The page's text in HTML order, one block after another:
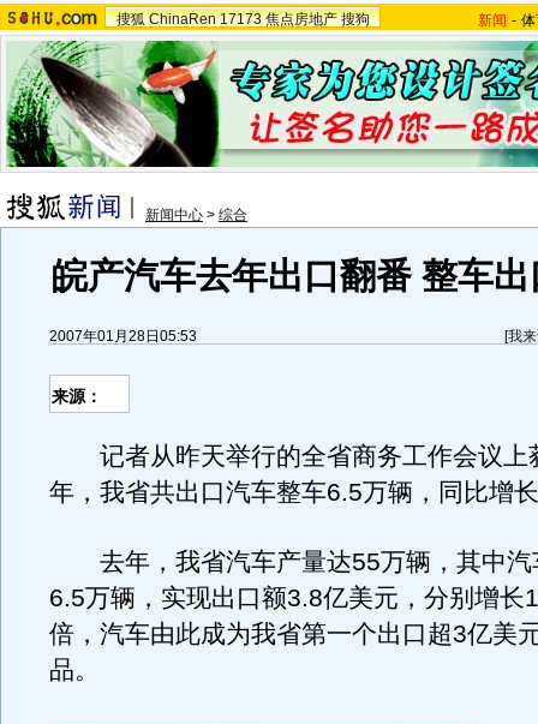
搜狐 ChinaRen 17173 焦点房地产 搜狗 新闻 -
新闻中心 > 综合
皖产汽车去年出口翻番 整车
2007年01月28日05:53 [我
来源：
记者从昨天举行的全省商务工作会议上
年，我省共出口汽车整车6.5万辆，同比增
去年，我省汽车产量达55万辆，其中汽
6.5万辆，实现出口额3.8亿美元，分别增长
倍，汽车由此成为我省第一个出口超3亿美
品。